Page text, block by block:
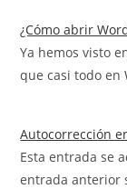
¿Cómo abrir
Ya hemos visto
que casi todo en
Autocorrección
Esta entrada se
entrada anterior